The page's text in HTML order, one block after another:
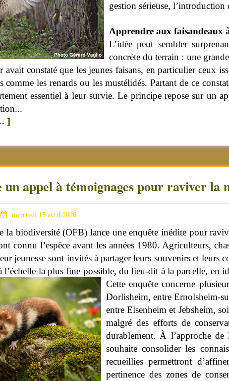
gestion sérieuse,
Apprendre aux faisandeaux
L’idée peut sembler
concrète du terrain : une
avait constaté que les jeunes faisans, en particulier ceux
comme les renards ou les mustélidés. Partant de ce
essentiel à leur survie. Le principe repose sur un
]
un appel à témoignages pour raviver
mercredi 15 avril 2026
la biodiversité (OFB) lance une enquête inédite pour
connu l’espèce avant les années 1980. Agriculteurs,
jeunesse sont invités à partager leurs souvenirs et leurs
l’échelle la plus fine possible, du lieu-dit à la parcelle, en
Cette enquête concerne
Dorlisheim, entre Ernolsheim-
entre Elsenheim et Jebsheim,
malgré des efforts de
durablement. À l’approche de
souhaite consolider les
recueillies permettront
pertinence des zones de